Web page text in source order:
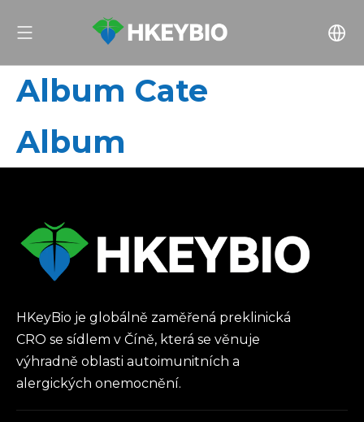
Album Cate
Album
HKeyBio je globálně zaměřená preklinická
CRO se sídlem v Číně, která se věnuje
výhradně oblasti autoimunitních a
alergických onemocnění.